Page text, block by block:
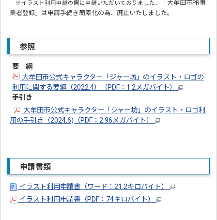
※イラスト利用申請の際に申請いただいておりました、
「大牟田市PR事
業者登録」は申請手続き簡素化の為、廃止いたしました。
参照
要 綱
大牟田市公式キャラクター「ジャー坊」のイラスト・ロゴの
利用に関する要綱（2022.4）（PDF：1.2メガバイト）
手引き
大牟田市公式キャラクター「ジャー坊」のイラスト・ロゴ利
用の手引き（2024.6)（PDF：2.96メガバイト）
申請書類
イラスト利用申請書（ワード：21.2キロバイト）
イラスト利用申請書（PDF：74キロバイト）